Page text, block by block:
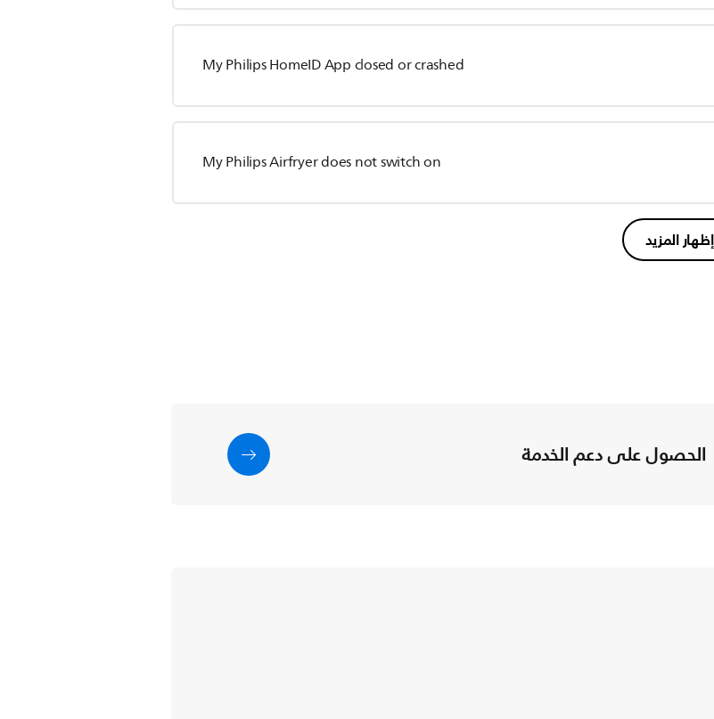
My Philips HomeID App closed or crashed
My Philips Airfryer does not switch on
إظهار المزيد
الحصول على دعم الخدمة